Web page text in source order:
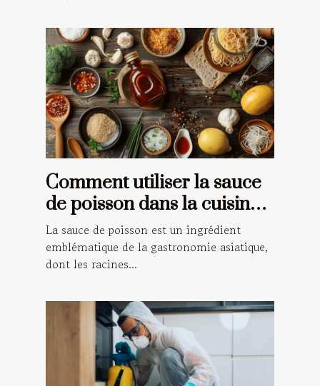
Comment utiliser la sauce
de poisson dans la cuisine
traditionnelle asiatique
La sauce de poisson est un ingrédient
emblématique de la gastronomie asiatique,
dont les racines...